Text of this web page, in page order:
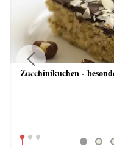
Zucchinikuchen -
Previous